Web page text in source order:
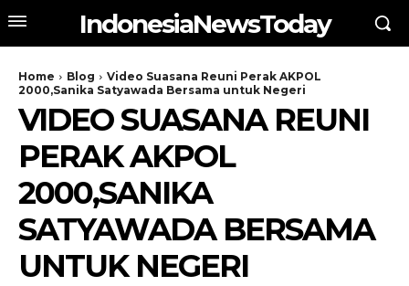
IndonesiaNewsToday
Home Blog
Video Suasana Reuni Perak AKPOL
2000,Sanika Satyawada Bersama untuk Negeri
VIDEO SUASANA REUNI
PERAK AKPOL
2000,SANIKA
SATYAWADA BERSAMA
UNTUK NEGERI